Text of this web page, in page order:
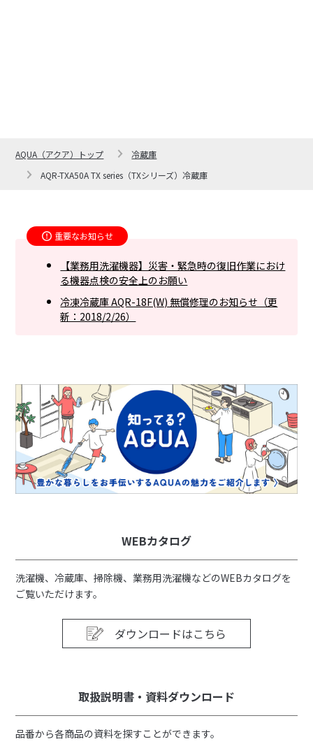
自在にレイアウトを変え
扱いやすいコントロール
パネル
立ったままで出し入れラ
クラク
AQUA（アクア）トップ
冷蔵庫
AQR-TXA50A TX series（TXシリーズ）冷蔵庫
重要なお知らせ
【業務用洗濯機器】災害・緊急時の復旧作業におけ
る機器点検の安全上のお願い
冷凍冷蔵庫 AQR-18F(W) 無償修理のお知らせ（更
新：2018/2/26）
WEBカタログ
洗濯機、冷蔵庫、掃除機、業務用洗濯機などのWEBカタログを
ご覧いただけます。
ダウンロードはこちら
取扱説明書・資料ダウンロード
品番から各商品の資料を探すことができます。